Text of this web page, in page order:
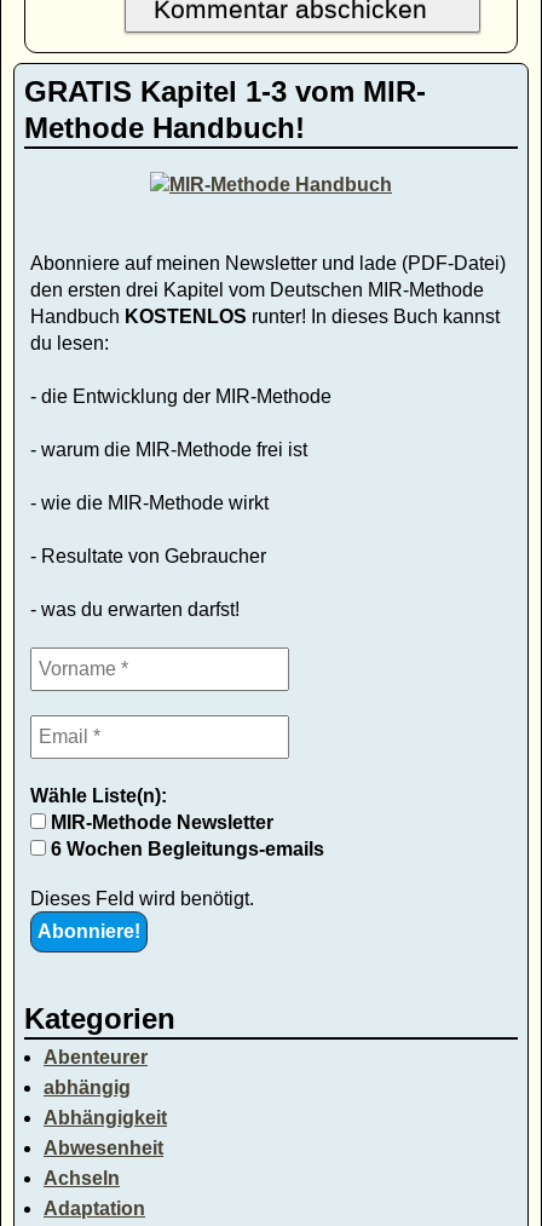
GRATIS Kapitel 1-3 vom MIR-
Methode Handbuch!
Abonniere auf meinen Newsletter und lade (PDF-Datei)
den ersten drei Kapitel vom Deutschen MIR-Methode
Handbuch KOSTENLOS runter! In dieses Buch kannst
du lesen:
- die Entwicklung der MIR-Methode
- warum die MIR-Methode frei ist
- wie die MIR-Methode wirkt
- Resultate von Gebraucher
- was du erwarten darfst!
Wähle Liste(n):
MIR-Methode Newsletter
6 Wochen Begleitungs-emails
Dieses Feld wird benötigt.
Kategorien
Abenteurer
abhängig
Abhängigkeit
Abwesenheit
Achseln
Adaptation